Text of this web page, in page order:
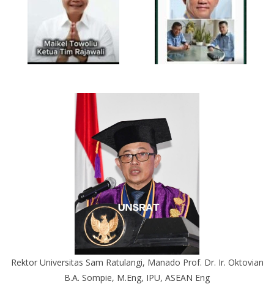
Rektor Universitas Sam Ratulangi, Manado Prof. Dr. Ir. Oktovian
B.A. Sompie, M.Eng, IPU, ASEAN Eng